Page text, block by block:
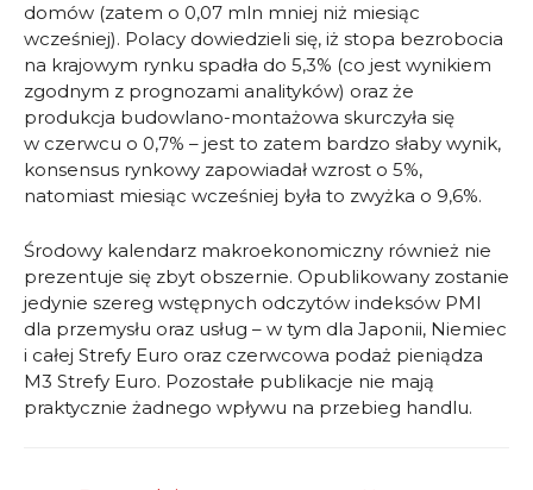
domów (zatem o 0,07 mln mniej niż miesiąc
wcześniej). Polacy dowiedzieli się, iż stopa bezrobocia
na krajowym rynku spadła do 5,3% (co jest wynikiem
zgodnym z prognozami analityków) oraz że
produkcja budowlano-montażowa skurczyła się
w czerwcu o 0,7% – jest to zatem bardzo słaby wynik,
konsensus rynkowy zapowiadał wzrost o 5%,
natomiast miesiąc wcześniej była to zwyżka o 9,6%.
Środowy kalendarz makroekonomiczny również nie
prezentuje się zbyt obszernie. Opublikowany zostanie
jedynie szereg wstępnych odczytów indeksów PMI
dla przemysłu oraz usług – w tym dla Japonii, Niemiec
i całej Strefy Euro oraz czerwcowa podaż pieniądza
M3 Strefy Euro. Pozostałe publikacje nie mają
praktycznie żadnego wpływu na przebieg handlu.